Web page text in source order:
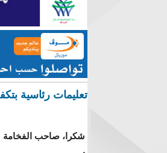
تعليمات رئاسية
شكرا، صاحب الفخامة